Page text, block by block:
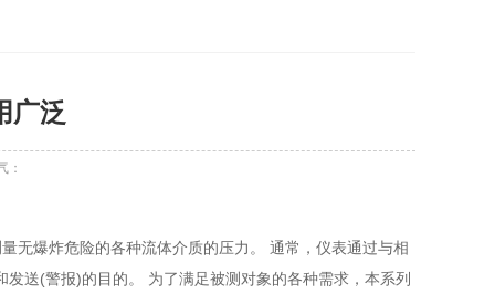
广泛
：
无爆炸危险的各种流体介质的压力。 通常，仪表通过与相
送(警报)的目的。 为了满足被测对象的各种需求，本系列